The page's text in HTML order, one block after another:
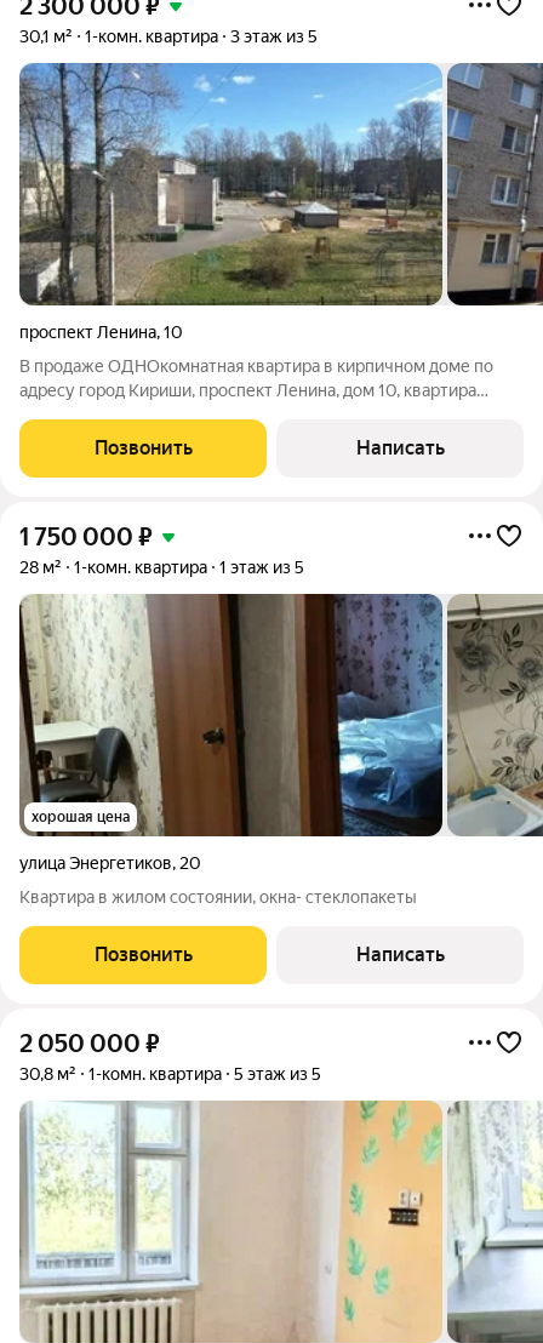
2 300 000 ₽
30,1 м² 1-комн. квартира 3 этаж из 5
проспект Ленина,10
В продаже ОДНОкомнатная квартира в кирпичном доме по
адресу город Кириши, проспект Ленина, дом 10, квартира
ТРЕТЬЕМ этаже из пяти, общая площадь квартиры 30,1 кв. м,
жилая 17, 5 кв. м, кухня 6 кв
Позвонить Написать
1 750 000 ₽
28 м² 1-комн. квартира 1 этаж из 5
хорошая цена
улица Энергетиков, 20
Квартира в жилом состоянии, окна- стеклопакеты
Позвонить Написать
2 050 000 ₽
30,8 м² 1-комн. квартира 5 этаж из 5